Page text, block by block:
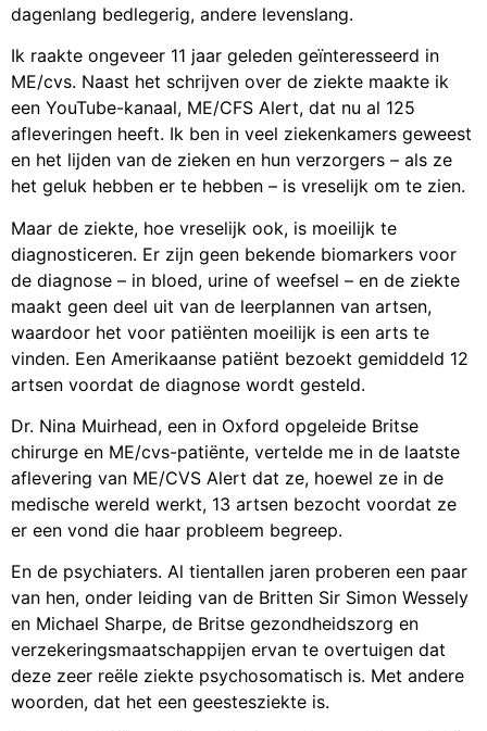
dagenlang bedlegerig, andere levenslang.
Ik raakte ongeveer 11 jaar geleden geïnteresseerd in
ME/cvs. Naast het schrijven over de ziekte maakte ik
een YouTube-kanaal, ME/CFS Alert, dat nu al 125
afleveringen heeft. Ik ben in veel ziekenkamers geweest
en het lijden van de zieken en hun verzorgers – als ze
het geluk hebben er te hebben – is vreselijk om te zien.
Maar de ziekte, hoe vreselijk ook, is moeilijk te
diagnosticeren. Er zijn geen bekende biomarkers voor
de diagnose – in bloed, urine of weefsel – en de ziekte
maakt geen deel uit van de leerplannen van artsen,
waardoor het voor patiënten moeilijk is een arts te
vinden. Een Amerikaanse patiënt bezoekt gemiddeld 12
artsen voordat de diagnose wordt gesteld.
Dr. Nina Muirhead, een in Oxford opgeleide Britse
chirurge en ME/cvs-patiënte, vertelde me in de laatste
aflevering van ME/CVS Alert dat ze, hoewel ze in de
medische wereld werkt, 13 artsen bezocht voordat ze
er een vond die haar probleem begreep.
En de psychiaters. Al tientallen jaren proberen een paar
van hen, onder leiding van de Britten Sir Simon Wessely
en Michael Sharpe, de Britse gezondheidszorg en
verzekeringsmaatschappijen ervan te overtuigen dat
deze zeer reële ziekte psychosomatisch is. Met andere
woorden, dat het een geestesziekte is.